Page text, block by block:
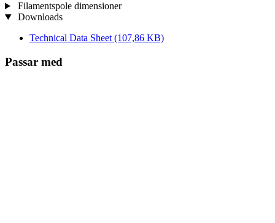
Filamentspole dimensioner
Downloads
Technical Data Sheet (107,86 KB)
Passar med